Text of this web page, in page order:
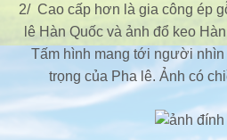
2/ Cao cấp hơn là gia công ép
lê Hàn Quốc và ảnh đổ keo
Tấm hình mang tới người
trọng của Pha lê. Ảnh có